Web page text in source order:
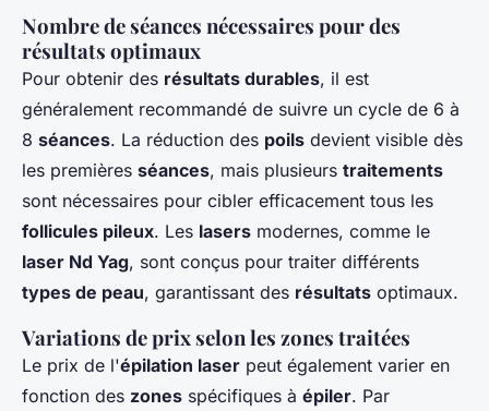
Nombre de séances nécessaires pour des
résultats optimaux
Pour obtenir des résultats durables, il est
généralement recommandé de suivre un cycle de 6 à
8 séances. La réduction des poils devient visible dès
les premières séances, mais plusieurs traitements
sont nécessaires pour cibler efficacement tous les
follicules pileux. Les lasers modernes, comme le
laser Nd Yag, sont conçus pour traiter différents
types de peau, garantissant des résultats optimaux.
Variations de prix selon les zones traitées
Le prix de l'épilation laser peut également varier en
fonction des zones spécifiques à épiler. Par